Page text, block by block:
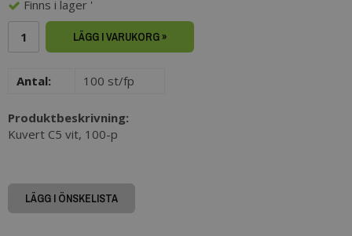
Finns i lager '
LÄGG I VARUKORG »
Antal: 100 st/fp
Produktbeskrivning:
Kuvert C5 vit, 100-p
LÄGG I ÖNSKELISTA